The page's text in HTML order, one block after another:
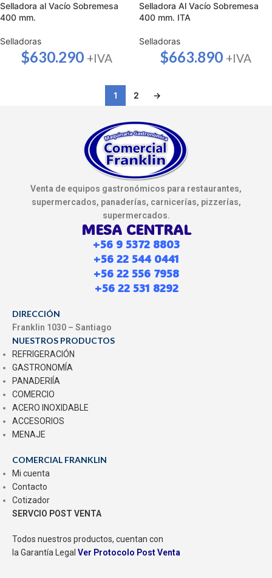
Selladora al Vacío Sobremesa
400 mm.
Selladoras
$630.290 +IVA
Selladora Al Vacío Sobremesa
400 mm. ITA
Selladoras
$663.890 +IVA
1 2 →
Venta de equipos gastronómicos para restaurantes,
supermercados, panaderías, carnicerías, pizzerías,
supermercados.
MESA CENTRAL
+56 9 5372 8803
+56 22 544 0441
+56 22 556 7958
+56 22 531 8292
DIRECCIÓN
Franklin 1030 – Santiago
NUESTROS PRODUCTOS
REFRIGERACIÓN
GASTRONOMÍA
PANADERIÍA
COMERCIO
ACERO INOXIDABLE
ACCESORIOS
MENAJE
COMERCIAL FRANKLIN
Mi cuenta
Contacto
Cotizador
SERVCIO POST VENTA
Todos nuestros productos, cuentan con
la Garantía Legal Ver Protocolo Post Venta